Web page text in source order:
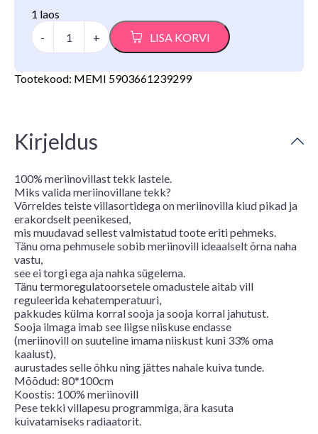
1 laos
-
MEMI
meriinovillane
kootud
beebile,
+ LISA KORVI
Tootekood: MEMI 5903661239299
Kirjeldus
100% meriinovillast tekk lastele.
Miks valida meriinovillane tekk?
Võrreldes teiste villasortidega on meriinovilla kiud pikad ja
erakordselt peenikesed,
mis muudavad sellest valmistatud toote eriti pehmeks.
Tänu oma pehmusele sobib meriinovill ideaalselt õrna naha
vastu,
see ei torgi ega aja nahka sügelema.
Tänu termoregulatoorsetele omadustele aitab vill
reguleerida kehatemperatuuri,
pakkudes külma korral sooja ja sooja korral jahutust.
Sooja ilmaga imab see liigse niiskuse endasse
(meriinovill on suuteline imama niiskust kuni 33% oma
kaalust),
aurustades selle õhku ning jättes nahale kuiva tunde.
Mõõdud: 80*100cm
Koostis: 100% meriinovill
Pese tekki villapesu programmiga, ära kasuta
kuivatamiseks radiaatorit.